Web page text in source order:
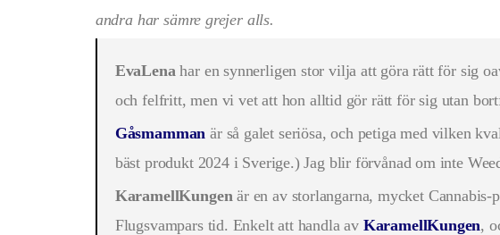
andra har sämre grejer alls.
EvaLena har en synnerligen stor vilja att göra rätt för sig
och felfritt, men vi vet att hon alltid gör rätt för sig utan
Gåsmamman är så galet seriösa, och petiga med vilken
bäst produkt 2024 i Sverige.) Jag blir förvånad om inte
KaramellKungen är en av storlangarna, mycket
Flugsvampars tid. Enkelt att handla av KaramellKungen,